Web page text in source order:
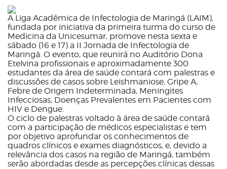
A Liga Acadêmica de Infectologia de Maringá (LAIM),
fundada por iniciativa da primeira turma do curso de
Medicina da Unicesumar, promove nesta sexta e
sábado (16 e 17) a II Jornada de Infectologia de
Maringá. O evento, que reunirá no Auditório Dona
Etelvina profissionais e aproximadamente 300
estudantes da área de saúde contará com palestras e
discussões de casos sobre Leishmaniose, Gripe A,
Febre de Origem Indeterminada, Meningites
Infecciosas, Doenças Prevalentes em Pacientes com
HIV e Dengue.
O ciclo de palestras voltado à área de saúde contará
com a participação de médicos especialistas e tem
por objetivo aprofundar os conhecimentos de
quadros clínicos e exames diagnósticos, e, devido a
relevância dos casos na região de Maringá, também
serão abordadas desde as percepções clínicas dessas